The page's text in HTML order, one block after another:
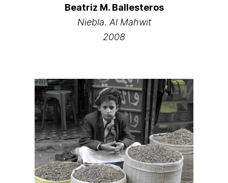
Beatriz M. Ballesteros
Niebla. Al Mahwit
2008